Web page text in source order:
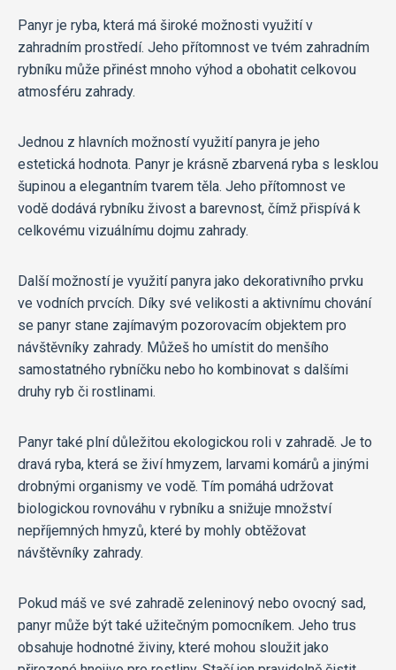
Panyr je ryba, která má široké možnosti využití v
zahradním prostředí. Jeho přítomnost ve tvém zahradním
rybníku může přinést mnoho výhod a obohatit celkovou
atmosféru zahrady.
Jednou z hlavních možností využití panyra je jeho
estetická hodnota. Panyr je krásně zbarvená ryba s lesklou
šupinou a elegantním tvarem těla. Jeho přítomnost ve
vodě dodává rybníku živost a barevnost, čímž přispívá k
celkovému vizuálnímu dojmu zahrady.
Další možností je využití panyra jako dekorativního prvku
ve vodních prvcích. Díky své velikosti a aktivnímu chování
se panyr stane zajímavým pozorovacím objektem pro
návštěvníky zahrady. Můžeš ho umístit do menšího
samostatného rybníčku nebo ho kombinovat s dalšími
druhy ryb či rostlinami.
Panyr také plní důležitou ekologickou roli v zahradě. Je to
dravá ryba, která se živí hmyzem, larvami komárů a jinými
drobnými organismy ve vodě. Tím pomáhá udržovat
biologickou rovnováhu v rybníku a snižuje množství
nepříjemných hmyzů, které by mohly obtěžovat
návštěvníky zahrady.
Pokud máš ve své zahradě zeleninový nebo ovocný sad,
panyr může být také užitečným pomocníkem. Jeho trus
obsahuje hodnotné živiny, které mohou sloužit jako